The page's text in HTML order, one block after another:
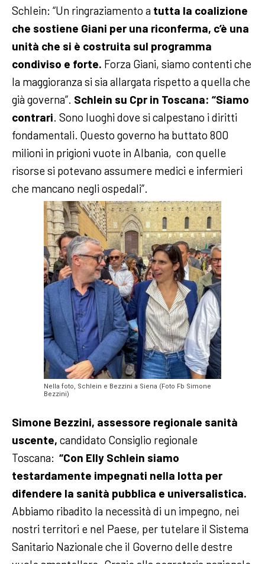
Schlein: “Un ringraziamento a tutta la coalizione
che sostiene Giani per una riconferma, c’è una
unità che si è costruita sul programma
condiviso e forte. Forza Giani, siamo contenti che
la maggioranza si sia allargata rispetto a quella che
già governa”. Schlein su Cpr in Toscana: “Siamo
contrari. Sono luoghi dove si calpestano i diritti
fondamentali. Questo governo ha buttato 800
milioni in prigioni vuote in Albania, con quelle
risorse si potevano assumere medici e infermieri
che mancano negli ospedali”.
Nella foto, Schlein e Bezzini a Siena (Foto Fb Simone
Bezzini)
Simone Bezzini, assessore regionale sanità
uscente, candidato Consiglio regionale
Toscana: “Con Elly Schlein siamo
testardamente impegnati nella lotta per
difendere la sanità pubblica e universalistica.
Abbiamo ribadito la necessità di un impegno, nei
nostri territori e nel Paese, per tutelare il Sistema
Sanitario Nazionale che il Governo delle destre